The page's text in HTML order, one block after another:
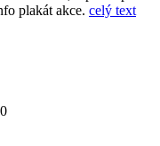
plakát akce. celý text